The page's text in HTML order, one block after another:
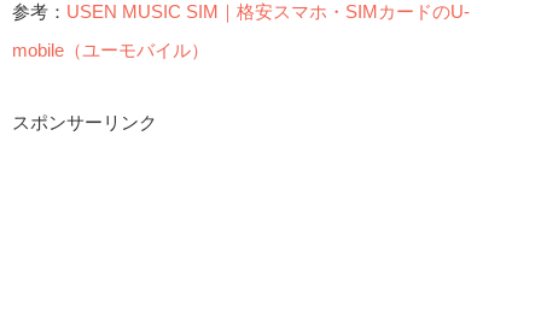
参考： USEN MUSIC SIM｜格安スマホ・SIMカードのU-
mobile（ユーモバイル）
スポンサーリンク